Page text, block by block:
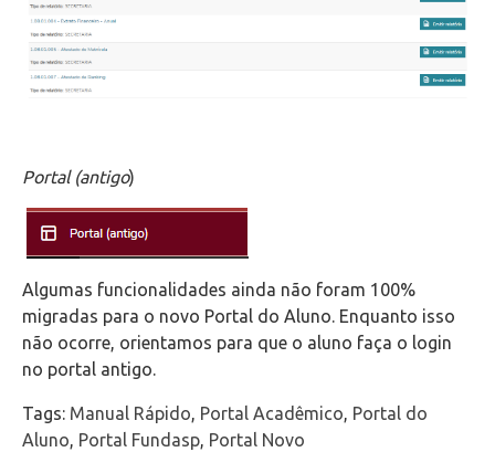
Portal (antigo)
Algumas funcionalidades ainda não foram 100%
migradas para o novo Portal do Aluno. Enquanto isso
não ocorre, orientamos para que o aluno faça o login
no portal antigo.
Tags: Manual Rápido, Portal Acadêmico, Portal do
Aluno, Portal Fundasp, Portal Novo